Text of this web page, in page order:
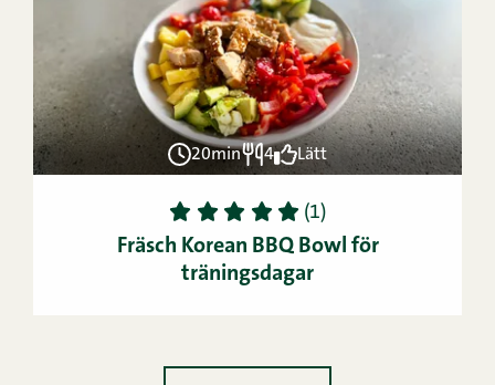
20min 4 Lätt
1 2 3 4 5 (1)
Fräsch Korean BBQ Bowl för
träningsdagar